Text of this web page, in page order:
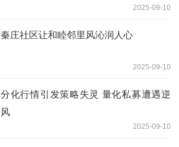
2025-09-10
秦庄社区让和睦邻里风沁润人心
2025-09-10
分化行情引发策略失灵 量化私募遭遇逆
风
2025-09-10